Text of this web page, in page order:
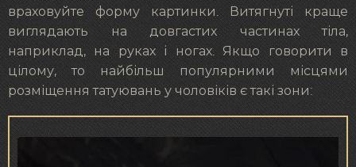
враховуйте форму картинки. Витягнуті краще
виглядають на довгастих частинах тіла,
наприклад, на руках і ногах. Якщо говорити в
цілому, то найбільш популярними місцями
розміщення татуювань у чоловіків є такі зони: